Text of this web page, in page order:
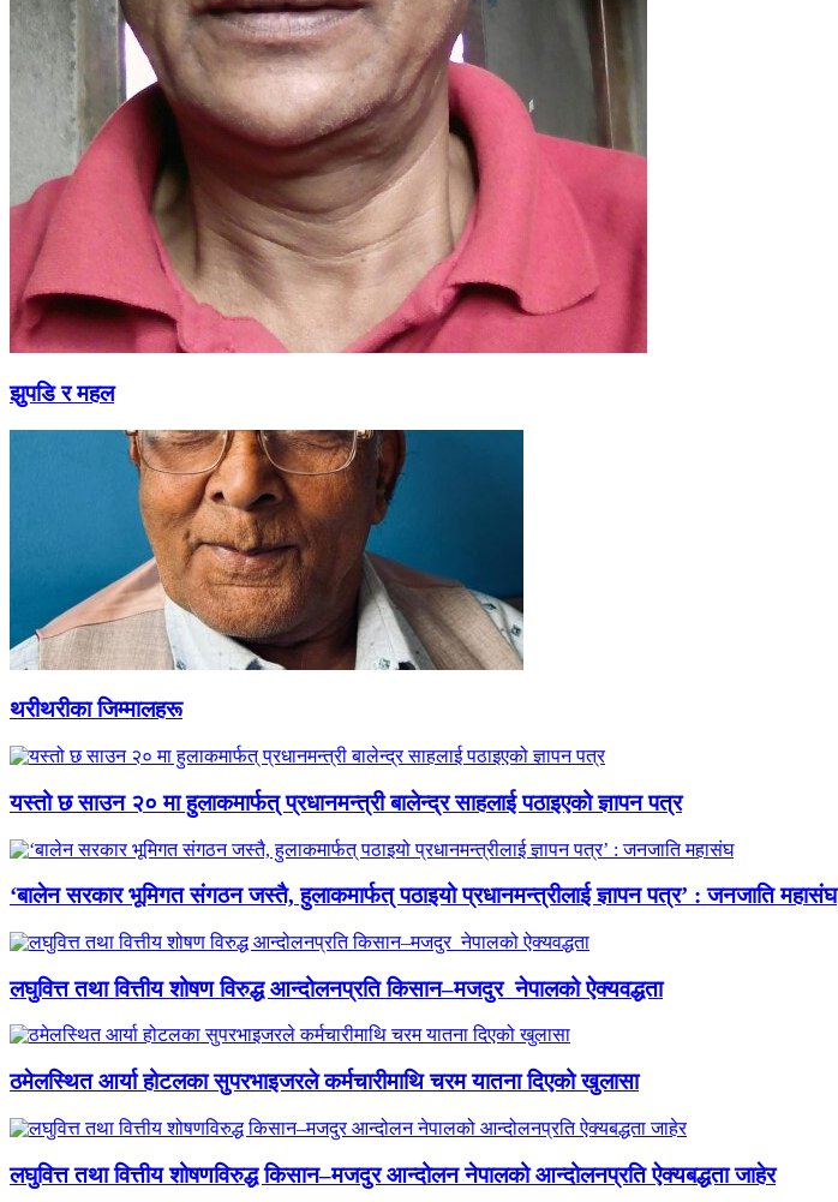
झुपडि र महल
थरीथरीका जिम्मालहरू
यस्तो छ साउन २० मा हुलाकमार्फत् प्रधानमन्त्री बालेन्द्र साहलाई पठाइएको ज्ञापन पत्र
‘बालेन सरकार भूमिगत संगठन जस्तै, हुलाकमार्फत् पठाइयो प्रधानमन्त्रीलाई ज्ञापन पत्र’ : जनजाति महासंघ
लघुवित्त तथा वित्तीय शोषण विरुद्ध आन्दोलनप्रति किसान–मजदुर नेपालको ऐक्यवद्धता
ठमेलस्थित आर्या होटलका सुपरभाइजरले कर्मचारीमाथि चरम यातना दिएको खुलासा
लघुवित्त तथा वित्तीय शोषणविरुद्ध किसान–मजदुर आन्दोलन नेपालको आन्दोलनप्रति ऐक्यबद्धता जाहेर